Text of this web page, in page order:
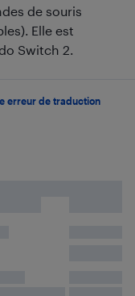
de souris
Elle est
Switch 2.
erreur de traduction